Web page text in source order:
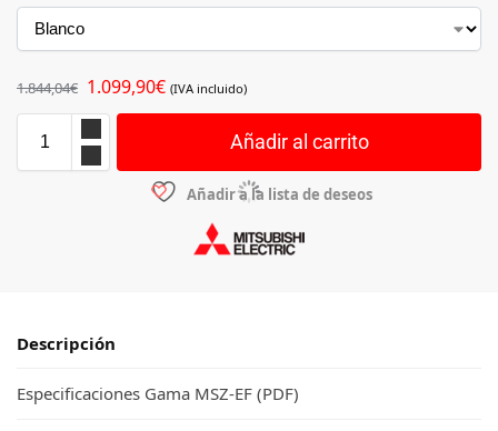
1.844,04€ 1.099,90€ (IVA incluido)
Añadir al carrito
Añadir a la lista de deseos
Descripción
Especificaciones Gama MSZ-EF (PDF)